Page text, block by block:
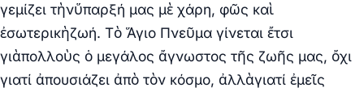
γεμίζει τὴνὕπαρξή μας μὲ χάρη, φῶς καὶ
ἐσωτερικὴζωή. Τὸ Ἅγιο Πνεῦμα γίνεται ἔτσι
γιὰπολλοὺς ὁ μεγάλος ἄγνωστος τῆς ζωῆς μας, ὄχι
γιατί ἀπουσιάζει ἀπὸ τὸν κόσμο, ἀλλὰγιατί ἐμεῖς